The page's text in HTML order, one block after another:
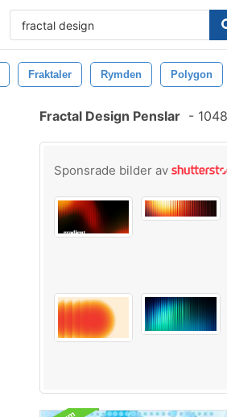
Fraktaler Rymden Polygon
Fractal Design Penslar -
Sponsrade bilder av